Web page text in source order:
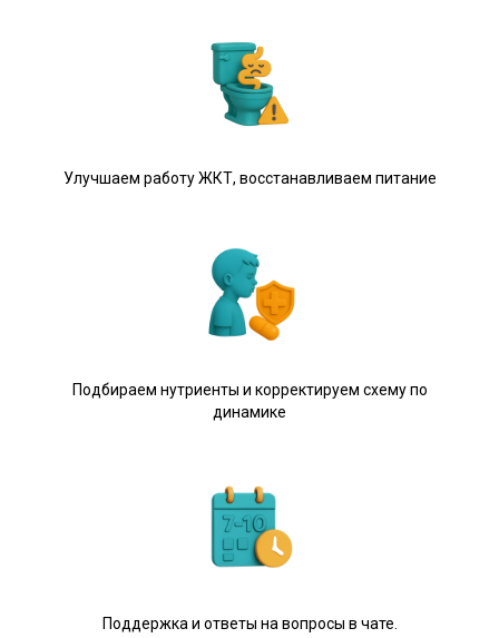
Улучшаем работу ЖКТ, восстанавливаем питание
Подбираем нутриенты и корректируем схему по
динамике
Поддержка и ответы на вопросы в чате.